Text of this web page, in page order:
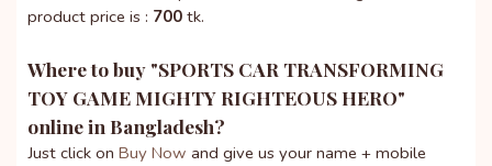
product price is : 700 tk.
Where to buy "SPORTS CAR TRANSFORMING
TOY GAME MIGHTY RIGHTEOUS HERO"
online in Bangladesh?
Just click on Buy Now and give us your name + mobile